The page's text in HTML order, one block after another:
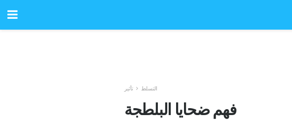
التسلط تأثير
فهم ضحايا البلطجة